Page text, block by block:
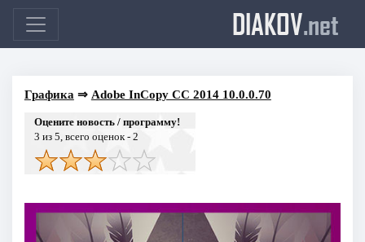
DIAKOV.net
Графика ⇒ Adobe InCopy CC 2014 10.0.0.70
Оцените новость / программу!
3 из 5, всего оценок - 2